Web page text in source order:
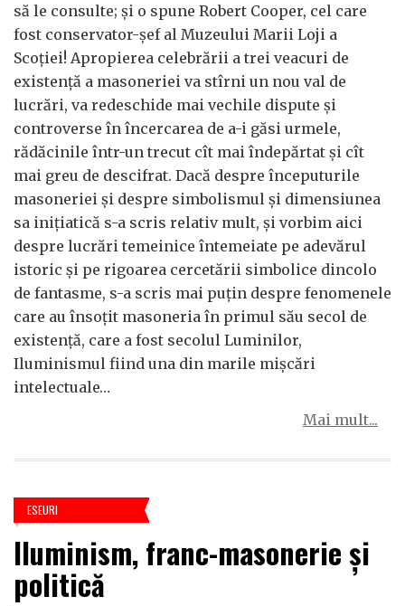
să le consulte; şi o spune Robert Cooper, cel care
fost conservator-şef al Muzeului Marii Loji a
Scoţiei! Apropierea celebrării a trei veacuri de
existenţă a masoneriei va stîrni un nou val de
lucrări, va redeschide mai vechile dispute şi
controverse în încercarea de a-i găsi urmele,
rădăcinile într-un trecut cît mai îndepărtat şi cît
mai greu de descifrat. Dacă despre începuturile
masoneriei şi despre simbolismul şi dimensiunea
sa iniţiatică s-a scris relativ mult, şi vorbim aici
despre lucrări temeinice întemeiate pe adevărul
istoric şi pe rigoarea cercetării simbolice dincolo
de fantasme, s-a scris mai puţin despre fenomenele
care au însoţit masoneria în primul său secol de
existenţă, care a fost secolul Luminilor,
Iluminismul fiind una din marile mişcări
intelectuale…
Mai mult...
ESEURI
Iluminism, franc-masonerie şi
politică